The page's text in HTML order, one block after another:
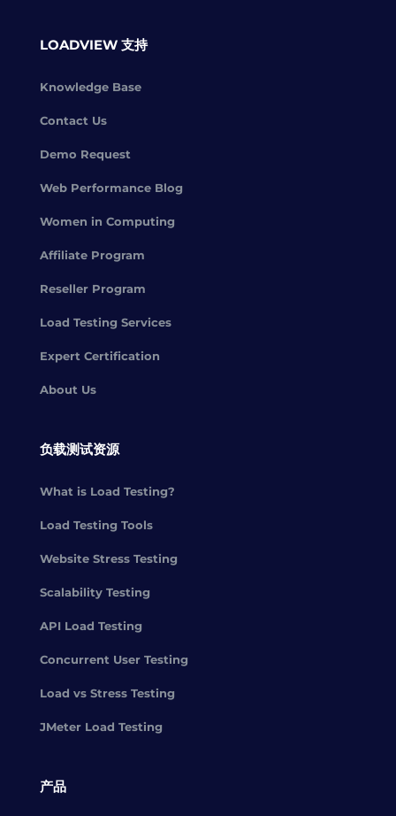
LOADVIEW 支持
Knowledge Base
Contact Us
Demo Request
Web Performance Blog
Women in Computing
Affiliate Program
Reseller Program
Load Testing Services
Expert Certification
About Us
负载测试资源
What is Load Testing?
Load Testing Tools
Website Stress Testing
Scalability Testing
API Load Testing
Concurrent User Testing
Load vs Stress Testing
JMeter Load Testing
产品